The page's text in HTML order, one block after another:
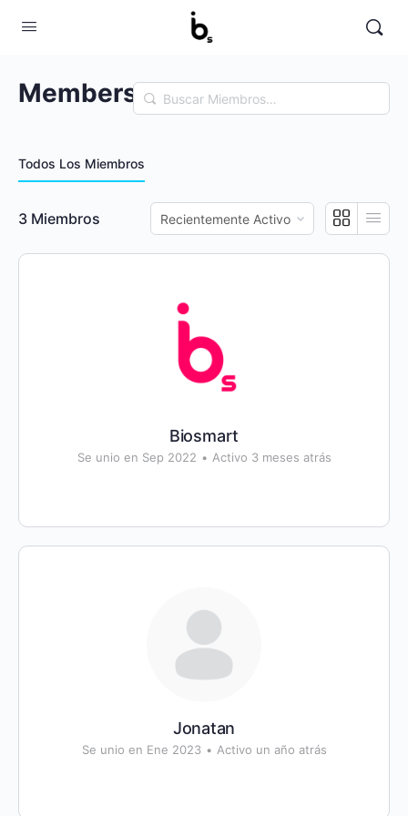
Members Buscar
Miembros…
Todos Los Miembros
3 Miembros
Ordenar
por:
Biosmart
Se unio en Sep 2022 • Activo 3 meses atrás
Jonatan
Se unio en Ene 2023 • Activo un año atrás